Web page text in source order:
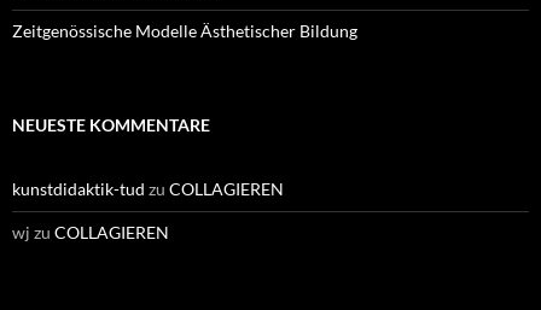
Zeitgenössische Modelle Ästhetischer Bildung
NEUESTE KOMMENTARE
kunstdidaktik-tud zu COLLAGIEREN
wj zu COLLAGIEREN